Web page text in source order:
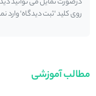
روی کلید 'ثبت دیدگاه' وارد
مطالب آموزشی